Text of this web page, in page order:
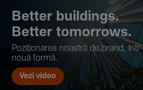
Better buil­dings.
Better tomor­rows.
Pozi­țio­narea noastră de brand,
nouă formă.
Vezi video